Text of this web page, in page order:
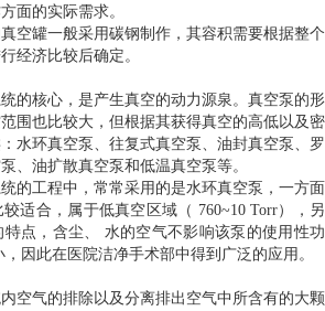
面的实际需求。
空罐一般采用碳钢制作，其容积需要根据整个
经济比较后确定。
的核心，是产生真空的动力源泉。真空泵的形
围也比较大，但根据其获得真空的高低以及密
水环真空泵、往复式真空泵、油封真空泵、罗
、油扩散真空泵和低温真空泵等。
的工程中，常常采用的是水环真空泵，一方面
适合，属于低真空区域（ 760~10 Torr），另
点，含尘、 水的空气不影响该泵的使用性功
因此在医院洁净手术部中得到广泛的应用。
空气的排除以及分离排出空气中所含有的大颗